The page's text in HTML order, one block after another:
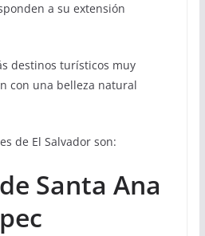
a su extensión
destinos turísticos muy
con una belleza natural
de El Salvador son:
Santa Ana